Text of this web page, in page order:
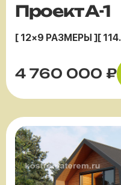
Проект А-1
[ 12×9 РАЗМЕРЫ ][
4 760 000 ₽